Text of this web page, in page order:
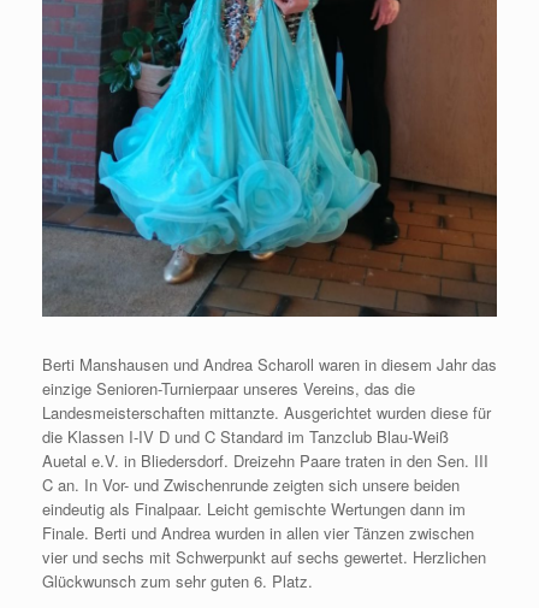
Berti Manshausen und Andrea Scharoll waren in diesem Jahr das
einzige Senioren-Turnierpaar unseres Vereins, das die
Landesmeisterschaften mittanzte. Ausgerichtet wurden diese für
die Klassen I-IV D und C Standard im Tanzclub Blau-Weiß
Auetal e.V. in Bliedersdorf. Dreizehn Paare traten in den Sen. III
C an. In Vor- und Zwischenrunde zeigten sich unsere beiden
eindeutig als Finalpaar. Leicht gemischte Wertungen dann im
Finale. Berti und Andrea wurden in allen vier Tänzen zwischen
vier und sechs mit Schwerpunkt auf sechs gewertet. Herzlichen
Glückwunsch zum sehr guten 6. Platz.